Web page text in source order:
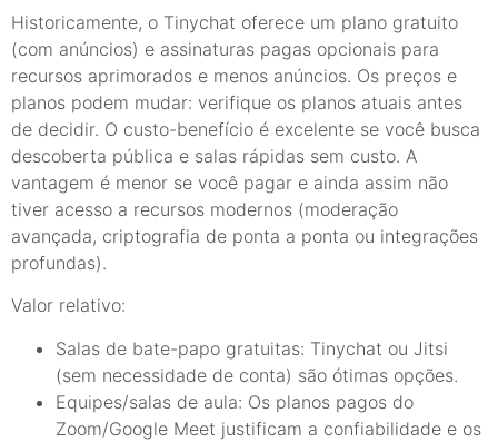
Historicamente, o Tinychat oferece um plano gratuito
(com anúncios) e assinaturas pagas opcionais para
recursos aprimorados e menos anúncios. Os preços e
planos podem mudar: verifique os planos atuais antes
de decidir. O custo-benefício é excelente se você busca
descoberta pública e salas rápidas sem custo. A
vantagem é menor se você pagar e ainda assim não
tiver acesso a recursos modernos (moderação
avançada, criptografia de ponta a ponta ou integrações
profundas).
Valor relativo:
Salas de bate-papo gratuitas: Tinychat ou Jitsi
(sem necessidade de conta) são ótimas opções.
Equipes/salas de aula: Os planos pagos do
Zoom/Google Meet justificam a confiabilidade e os